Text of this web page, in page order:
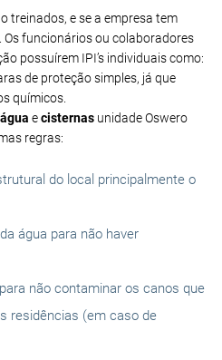
treinados, e se a empresa tem
. Os funcionários ou colaboradores
possuírem IPI’s individuais como:
de proteção simples, já que
químicos.
ecisternas unidade Oswero
regras:
do local principalmente o
água para não haver
não contaminar os canos que
residências (em caso de